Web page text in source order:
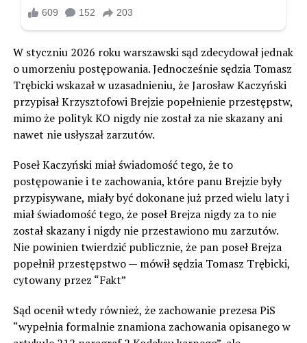
W styczniu 2026 roku warszawski sąd zdecydował jednak
o umorzeniu postępowania. Jednocześnie sędzia Tomasz
Trębicki wskazał w uzasadnieniu, że Jarosław Kaczyński
przypisał Krzysztofowi Brejzie popełnienie przestępstw,
mimo że polityk KO nigdy nie został za nie skazany ani
nawet nie usłyszał zarzutów.
Poseł Kaczyński miał świadomość tego, że to
postępowanie i te zachowania, które panu Brejzie były
przypisywane, miały być dokonane już przed wielu laty i
miał świadomość tego, że poseł Brejza nigdy za to nie
został skazany i nigdy nie przestawiono mu zarzutów.
Nie powinien twierdzić publicznie, że pan poseł Brejza
popełnił przestępstwo — mówił sędzia Tomasz Trębicki,
cytowany przez “Fakt”
Sąd ocenił wtedy również, że zachowanie prezesa PiS
“wypełnia formalnie znamiona zachowania opisanego w